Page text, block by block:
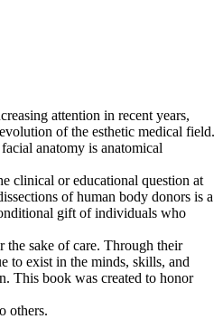
attention in recent years,
of the esthetic medical field.
anatomy is anatomical
clinical or educational question at
of human body donors is a
gift of individuals who
the sake of care. Through their
to exist in the minds, skills, and
This book was created to honor
others.